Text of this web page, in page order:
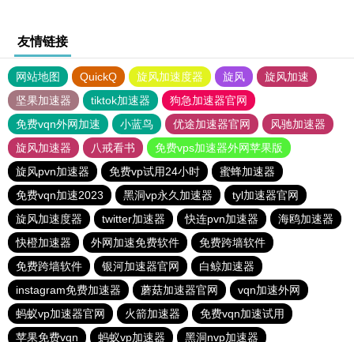
友情链接
网站地图 QuickQ 旋风加速度器 旋风
旋风加速
坚果加速器
tiktok加速器
狗急加速器官网
免费vqn外网加速
小蓝鸟 优途加速器官网
风驰加速器
旋风加速器
八戒看书
免费vps加速器外网苹果版
旋风pvn加速器
免费vp试用24小时
蜜蜂加速器
免费vqn加速2023
黑洞vp永久加速器
tyl加速器官网
旋风加速度器
twitter加速器 快连pvn加速器
海鸥加速器
快橙加速器
外网加速免费软件
免费跨墙软件
免费跨墙软件
银河加速器官网
白鲸加速器
instagram免费加速器
蘑菇加速器官网
vqn加速外网
蚂蚁vp加速器官网
火箭加速器
免费vqn加速试用
苹果免费vqn
蚂蚁vp加速器 黑洞nvp加速器